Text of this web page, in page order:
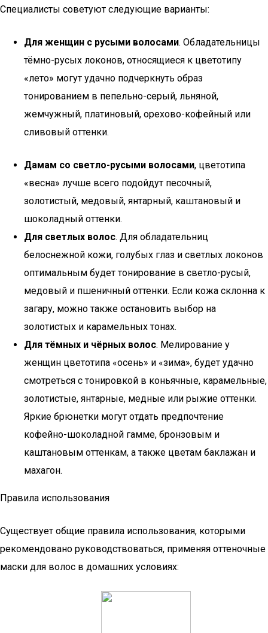
Специалисты советуют следующие варианты:
Для женщин с русыми волосами. Обладательницы
тёмно-русых локонов, относящиеся к цветотипу
«лето» могут удачно подчеркнуть образ
тонированием в пепельно-серый, льняной,
жемчужный, платиновый, орехово-кофейный или
сливовый оттенки.
Дамам со светло-русыми волосами, цветотипа
«весна» лучше всего подойдут песочный,
золотистый, медовый, янтарный, каштановый и
шоколадный оттенки.
Для светлых волос. Для обладательниц
белоснежной кожи, голубых глаз и светлых локонов
оптимальным будет тонирование в светло-русый,
медовый и пшеничный оттенки. Если кожа склонна к
загару, можно также остановить выбор на
золотистых и карамельных тонах.
Для тёмных и чёрных волос. Мелирование у
женщин цветотипа «осень» и «зима», будет удачно
смотреться с тонировкой в коньячные, карамельные,
золотистые, янтарные, медные или рыжие оттенки.
Яркие брюнетки могут отдать предпочтение
кофейно-шоколадной гамме, бронзовым и
каштановым оттенкам, а также цветам баклажан и
махагон.
Правила использования
Существует общие правила использования, которыми
рекомендовано руководствоваться, применяя оттеночные
маски для волос в домашних условиях: